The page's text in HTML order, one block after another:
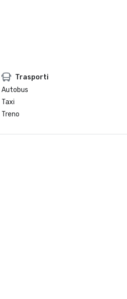
Trasporti
Autobus
Taxi
Treno